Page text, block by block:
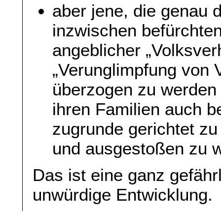
aber jene, die genau
inzwischen
angeblicher
„Verunglimpfung von
überzogen zu
ihren Familien auch
zugrunde gerichtet
und ausgestoßen zu
Das ist eine ganz
unwürdige Entwicklung.